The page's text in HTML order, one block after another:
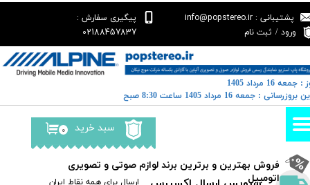
​​ارسال برای همه نقاط ایران
پشتیبانی : info@popstereo.ir
پیگیری سفارش :
02188457837
ورود / ثبت نام
حساب کاربری من
تغییر گذر واژه
سفارشات
خروج از حساب کاربری
۰ سبد خرید
​فروش بهترین و برترین برند لوازم صوتی و تصویری
اتومبیل​​​​​​​
16 مرداد 1405
: جمعه 16 مرداد 1405 ساعت 8:30 صبح